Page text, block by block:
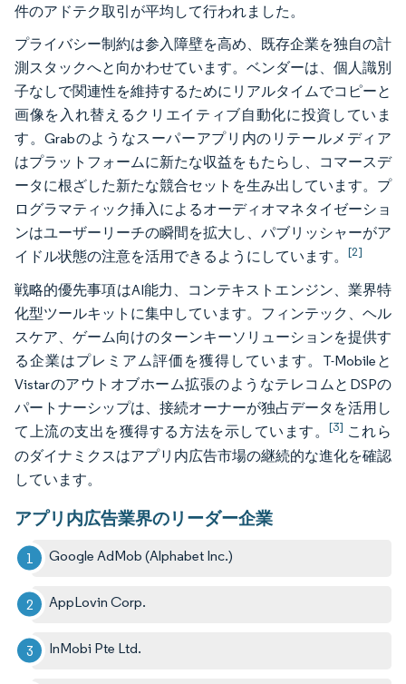
件のアドテク取引が平均して行われました。
プライバシー制約は参入障壁を高め、既存企業を独自の計
測スタックへと向かわせています。ベンダーは、個人識別
子なしで関連性を維持するためにリアルタイムでコピーと
画像を入れ替えるクリエイティブ自動化に投資していま
す。Grabのようなスーパーアプリ内のリテールメディア
はプラットフォームに新たな収益をもたらし、コマースデ
ータに根ざした新たな競合セットを生み出しています。プ
ログラマティック挿入によるオーディオマネタイゼーショ
ンはユーザーリーチの瞬間を拡大し、パブリッシャーがア
イドル状態の注意を活用できるようにしています。 [2]
戦略的優先事項はAI能力、コンテキストエンジン、業界特
化型ツールキットに集中しています。フィンテック、ヘル
スケア、ゲーム向けのターンキーソリューションを提供す
る企業はプレミアム評価を獲得しています。T-Mobileと
Vistarのアウトオブホーム拡張のようなテレコムとDSPの
パートナーシップは、接続オーナーが独占データを活用し
て上流の支出を獲得する方法を示しています。[3] これら
のダイナミクスはアプリ内広告市場の継続的な進化を確認
しています。
アプリ内広告業界のリーダー企業
Google AdMob (Alphabet Inc.)
AppLovin Corp.
InMobi Pte Ltd.